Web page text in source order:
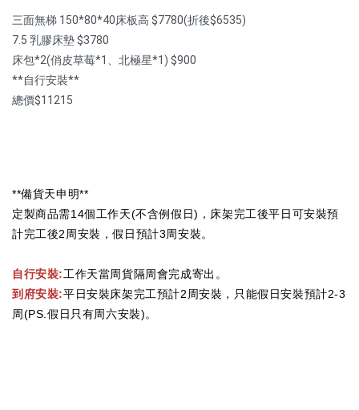
三面無梯 150*80*40床板高 $7780(折後$6535)
7.5 乳膠床墊 $3780
床包*2(俏皮草莓*1、北極星*1) $900
**自行安裝**
總價$11215
**備貨天申明**
定製商品需14個工作天(不含例假日)，床架完工後平日可安裝預
計完工後2周安裝，假日預計3周安裝。
自行安裝:工作天當周貨隔周會完成寄出。
到府安裝:平日安裝床架完工預計2周安裝，只能假日安裝預計2-3
周(PS.假日只有周六安裝)。